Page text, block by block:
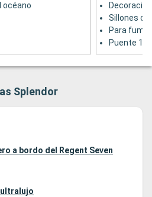
océano
Sillones
Para
Puente 11
Splendor
a bordo del Regent Seven